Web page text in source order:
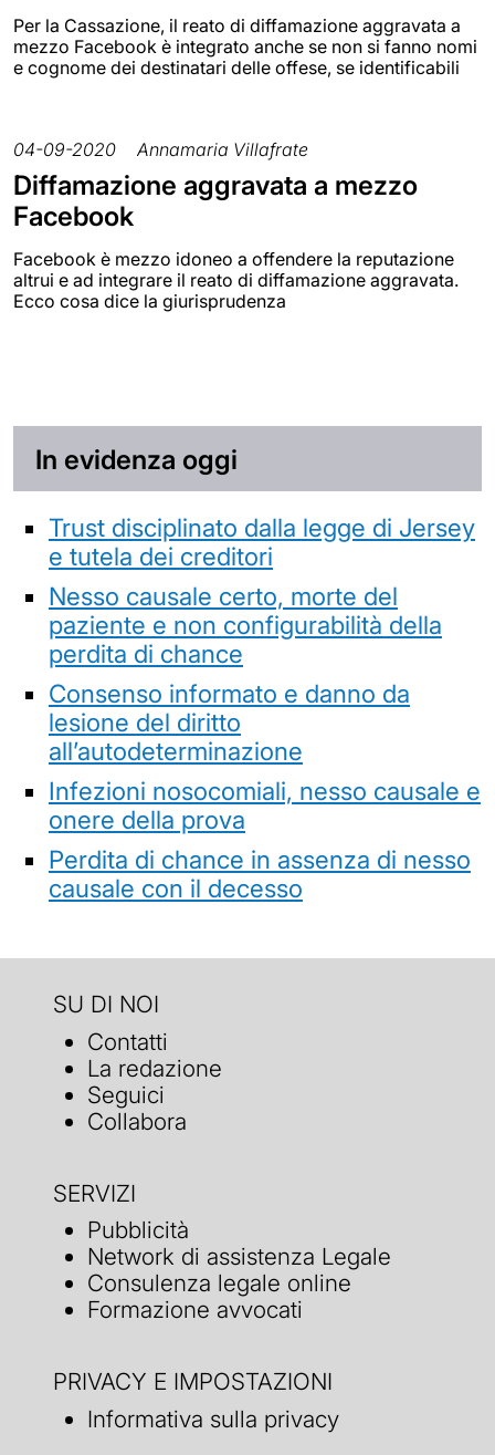
Per la Cassazione, il reato di diffamazione aggravata a
mezzo Facebook è integrato anche se non si fanno nomi
e cognome dei destinatari delle offese, se identificabili
04-09-2020 Annamaria Villafrate
Diffamazione aggravata a mezzo
Facebook
Facebook è mezzo idoneo a offendere la reputazione
altrui e ad integrare il reato di diffamazione aggravata.
Ecco cosa dice la giurisprudenza
In evidenza oggi
Trust disciplinato dalla legge di Jersey
e tutela dei creditori
Nesso causale certo, morte del
paziente e non configurabilità della
perdita di chance
Consenso informato e danno da
lesione del diritto
all’autodeterminazione
Infezioni nosocomiali, nesso causale e
onere della prova
Perdita di chance in assenza di nesso
causale con il decesso
SU DI NOI
Contatti
La redazione
Seguici
Collabora
SERVIZI
Pubblicità
Network di assistenza Legale
Consulenza legale online
Formazione avvocati
PRIVACY E IMPOSTAZIONI
Informativa sulla privacy